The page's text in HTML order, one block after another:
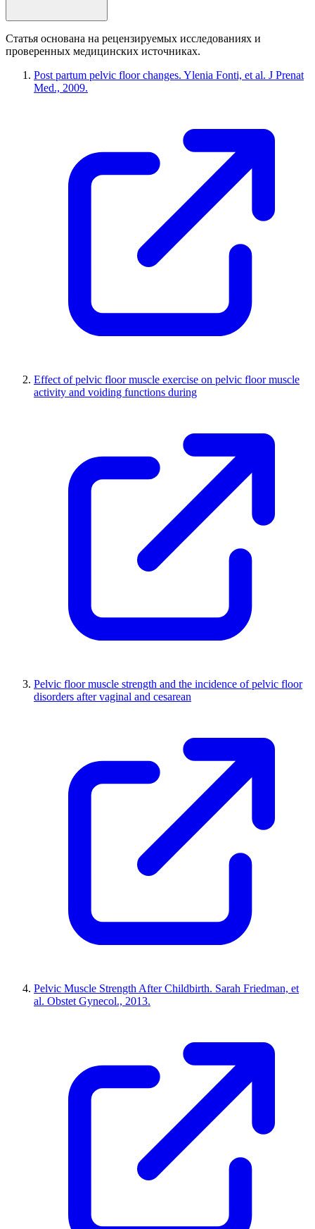
Статья основана на рецензируемых исследованиях и
проверенных медицинских источниках.
Post partum pelvic floor changes. Ylenia Fonti, et al. J Prenat
Med., 2009.
Effect of pelvic floor muscle exercise on pelvic floor muscle
activity and voiding functions during
Pelvic floor muscle strength and the incidence of pelvic floor
disorders after vaginal and cesarean
Pelvic Muscle Strength After Childbirth. Sarah Friedman, et
al. Obstet Gynecol., 2013.